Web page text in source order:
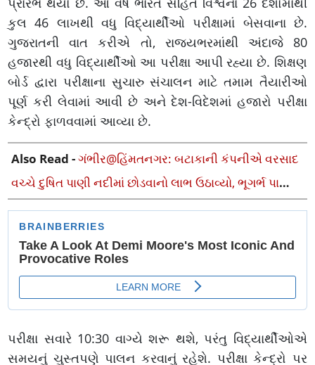
કુલ 46 લાખથી વધુ વિદ્યાર્થીઓ પરીક્ષામાં બેસવાના છે.
ગુજરાતની વાત કરીએ તો, રાજ્યભરમાંથી અંદાજે 80
હજારથી વધુ વિદ્યાર્થીઓ આ પરીક્ષા આપી રહ્યા છે. શિક્ષણ
બોર્ડ દ્વારા પરીક્ષાના સુચારુ સંચાલન માટે તમામ તૈયારીઓ
પૂર્ણ કરી લેવામાં આવી છે અને દેશ-વિદેશમાં હજારો પરીક્ષા
કેન્દ્રો ફાળવવામાં આવ્યા છે.
Also Read -ગંભીર@હિંમતનગર: બટાકાની કંપનીએ વરસાદ
વચ્ચે દુષિત પાણી નદીમાં છોડવાનો લાભ ઉઠાવ્યો, ભૂગર્ભ પાણી,
જમીન ઉપર ત્રાસ કર્યો
પરીક્ષા સવારે 10:30 વાગ્યે શરૂ થશે, પરંતુ વિદ્યાર્થીઓએ
સમયનું ચુસ્તપણે પાલન કરવાનું રહેશે. પરીક્ષા કેન્દ્રો પર